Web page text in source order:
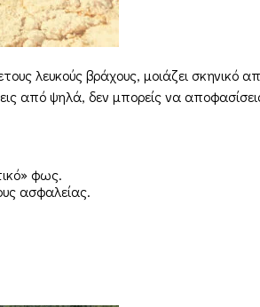
λευκούς βράχους, μοιάζει σκηνικό
από ψηλά, δεν μπορείς να
φως.
ασφαλείας.